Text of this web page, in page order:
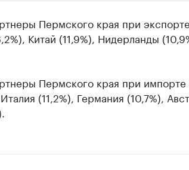
и продавцы медийной
Пермского края при
Китай (11,9%), Нидерланды
Пермского края при импорте
(11,2%), Германия (10,7%),